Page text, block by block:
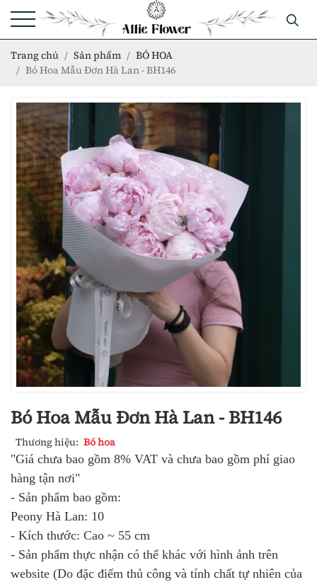
Trang chủ Sản phẩm
BÓ HOA
Bó Hoa Mẫu Đơn Hà Lan - BH146
Bó Hoa Mẫu Đơn Hà Lan - BH146
Thương hiệu: Bó hoa
"Giá chưa bao gồm 8% VAT và chưa bao gồm phí giao
hàng tận nơi"
- Sản phẩm bao gồm:
Peony Hà Lan: 10
- Kích thước: Cao ~ 55 cm
- Sản phẩm thực nhận có thể khác với hình ảnh trên
website (Do đặc điểm thủ công và tính chất tự nhiên của